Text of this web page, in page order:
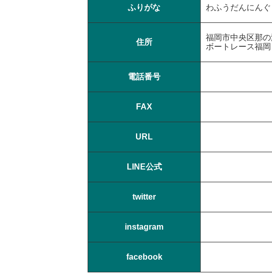
ふりがな わふうだんにん
住所
福岡市中央区那
ボートレース福
電話番号
FAX
URL
LINE公式
twitter
instagram
facebook